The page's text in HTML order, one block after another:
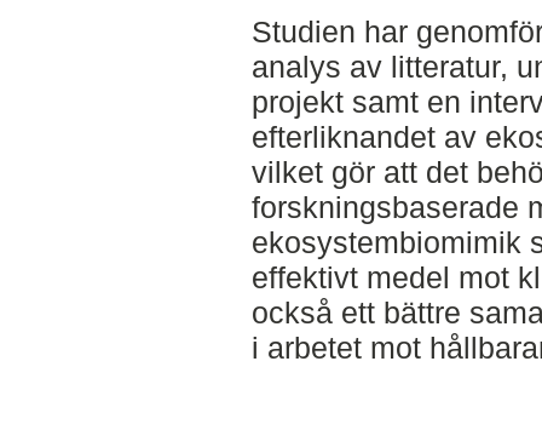
Studien har
analys av litteratur,
projekt samt en
efterliknandet av
vilket gör att det
forskningsbaserade
ekosystembiomimik
effektivt medel mot
också ett bättre
i arbetet mot